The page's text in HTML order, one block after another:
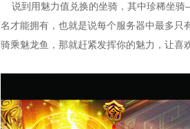
说到用魅力值兑换的坐骑，其中珍稀坐
名才能拥有，也就是说每个服务器中最多只
骑乘魅龙鱼，那就赶紧发挥你的魅力，让喜